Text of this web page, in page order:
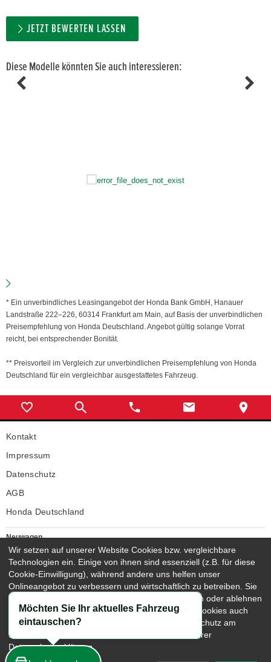
JETZT BEWERTEN LASSEN
Diese Modelle könnten Sie auch interessieren:
* Ein unverbindliches Leasingangebot der Honda Bank GmbH, Hanauer
Landstraße 222–226, 60314 Frankfurt am Main, auf Basis der unverbindlichen
Preisempfehlung von Honda Deutschland. Angebot gültig solange Vorrat
reicht, bei entsprechender Bonität.
** Preisvorteil im Vergleich zur unverbindlichen Preisempfehlung von Honda
Deutschland für ein vergleichbar ausgestattetes Fahrzeug.
Kontakt
Impressum
Datenschutz
AGB
Honda Deutschland
Neuwagen
Honda Neuwagen
Gebrauchtwagen
Honda Gebrauchtwagen
Honda Vorführwagen
Gesamtbestand
NEUWAGENMODELLE
HONDA JAZZ E:HEV
HONDA CIVIC E:HEV
HONDA PRELUDE E:HEV
Wir setzen auf unserer Website Cookies bzw. vergleichbare
Technologien ein. Einige von ihnen sind essenziell (z.B. für diese
Cookie-Einwilligung), während andere uns helfen unser
Onlineangebot zu verbessern und wirtschaftlich zu betreiben. Sie
können die nicht-notwendigen Cookies akzeptieren oder ablehnen
sowie diese Einstellungen jederzeit aufrufen und Cookies auch
nachträglich jederzeit abwählen, z.B. unter Datenschutz am
Seitenende. Nähere Hinweise erhalten Sie in unserer
Datenschutzerklärung.
Möchten Sie Ihr aktuelles Fahrzeug
eintauschen?
Schließen